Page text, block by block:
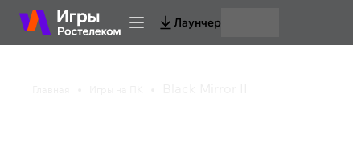
Лаунчер